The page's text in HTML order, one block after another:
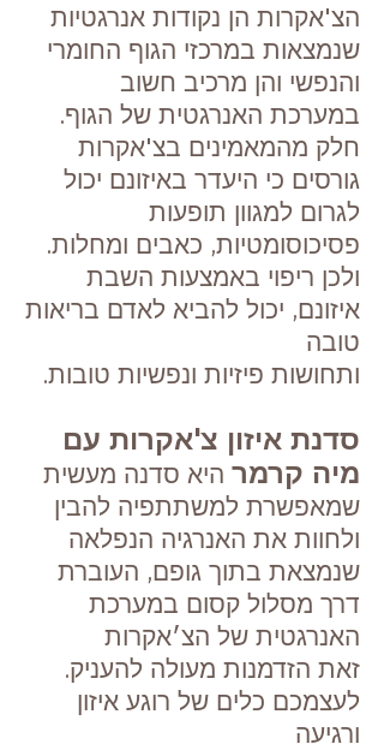
הצ'אקרות הן נקודות אנרגטיות
שנמצאות במרכזי הגוף החומרי
והנפשי והן מרכיב חשוב
במערכת האנרגטית של הגוף.
חלק מהמאמינים בצ'אקרות
גורסים כי היעדר באיזונם יכול
לגרום למגוון תופעות
פסיכוסומטיות, כאבים ומחלות.
ולכן ריפוי באמצעות השבת
איזונם, יכול להביא לאדם בריאות
טובה
.ותחושות פיזיות ונפשיות טובות
סדנת איזון צ'אקרות עם
מיה קרמר היא סדנה מעשית
שמאפשרת למשתתפיה להבין
ולחוות את האנרגיה הנפלאה
שנמצאת בתוך גופם, העוברת
דרך מסלול קסום במערכת
האנרגטית של הצ׳אקרות
.זאת הזדמנות מעולה להעניק
לעצמכם כלים של רוגע איזון
ורגיעה